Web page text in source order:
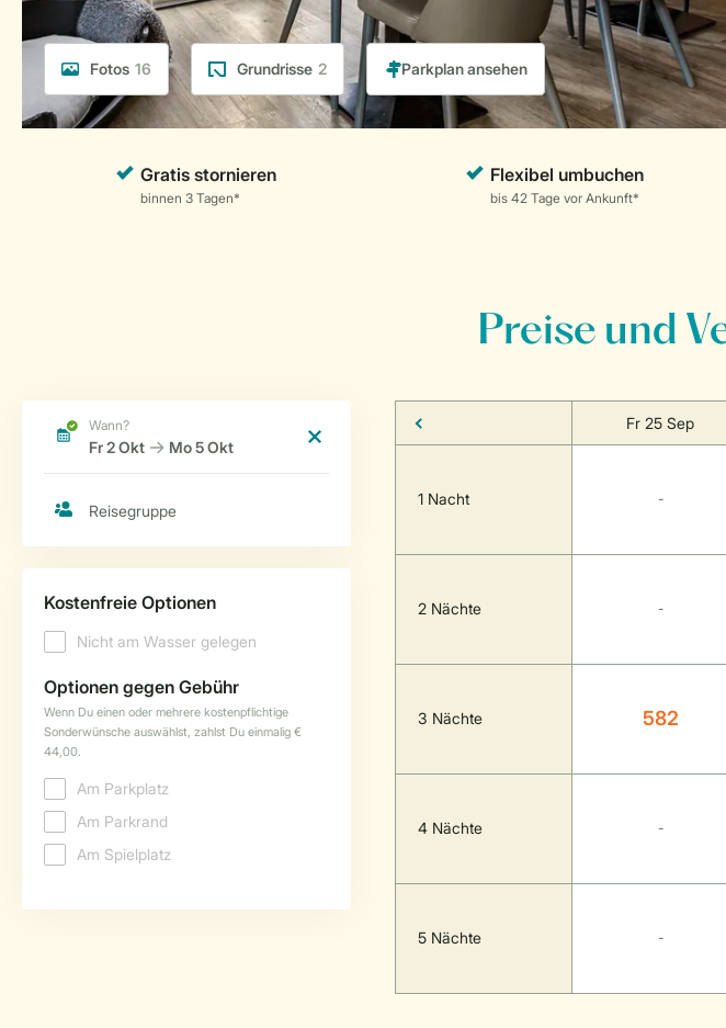
Fotos 16 Grundrisse 2
Preise und
Fr 25 Sep
1 Nacht -
2 Nächte -
3 Nächte 582
4 Nächte -
5 Nächte -